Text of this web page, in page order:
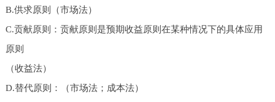
B.供求原则（市场法）
C.贡献原则：贡献原则是预期收益原则在某种情况下的具体应用
原则
（收益法）
D.替代原则：（市场法；成本法）